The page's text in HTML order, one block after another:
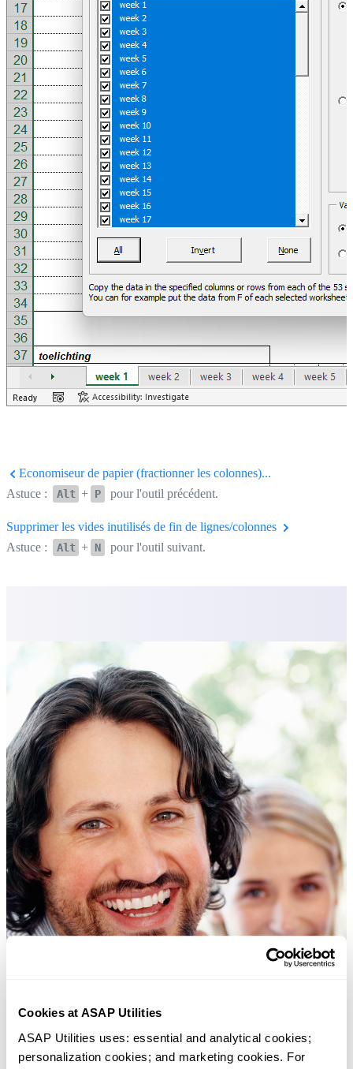
Cookies at ASAP Utilities
ASAP Utilities uses: essential and analytical cookies;
personalization cookies; and marketing cookies. For
Economiseur de papier (fractionner les colonnes)...
Astuce :
Alt + P pour l'outil précédent.
Supprimer les vides inutilisés de fin de lignes/colonnes
Astuce :
Alt + N pour l'outil suivant.